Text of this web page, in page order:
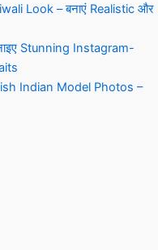
Look – बनाएं Realistic और
Stunning Instagram-
Indian Model Photos –